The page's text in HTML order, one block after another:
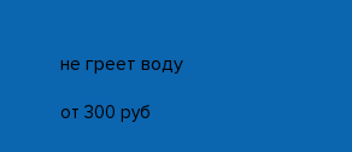
не греет воду
от 300 руб